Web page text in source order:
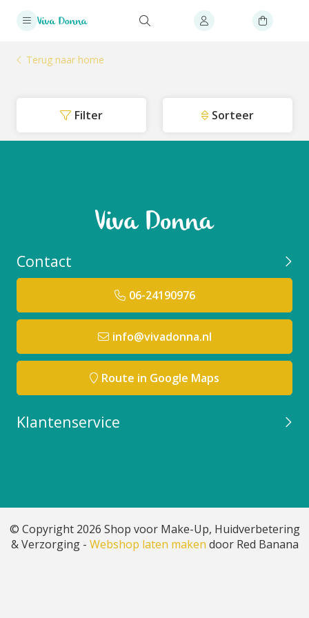
Terug naar home
Filter Sorteer
Contact
06-24190976
info@vivadonna.nl
Route in Google Maps
Klantenservice
© Copyright 2026 Shop voor Make-Up, Huidverbetering
& Verzorging - Webshop laten maken door Red Banana